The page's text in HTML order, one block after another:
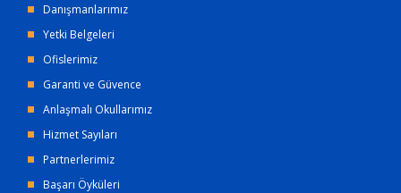
Danışmanlarımız
Yetki Belgeleri
Ofislerimiz
Garanti ve Güvence
Anlaşmalı Okullarımız
Hizmet Sayıları
Partnerlerimiz
Başarı Öyküleri